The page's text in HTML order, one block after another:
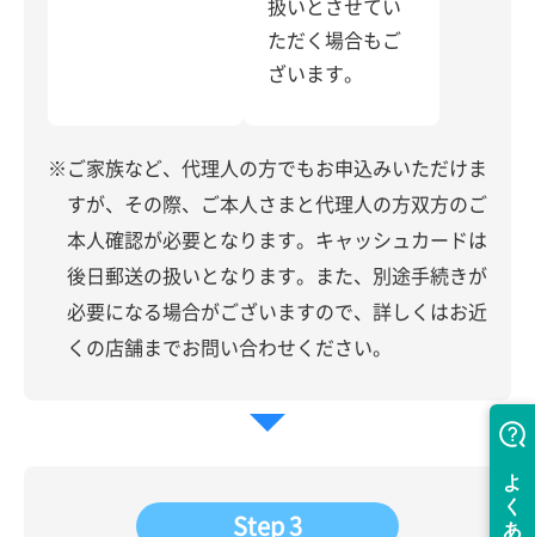
扱いとさせてい
ただく場合もご
ざいます。
※ご家族など、代理人の方でもお申込みいただけま
すが、その際、ご本人さまと代理人の方双方のご
本人確認が必要となります。キャッシュカードは
後日郵送の扱いとなります。また、別途手続きが
必要になる場合がございますので、詳しくはお近
くの店舗までお問い合わせください。
Step 3